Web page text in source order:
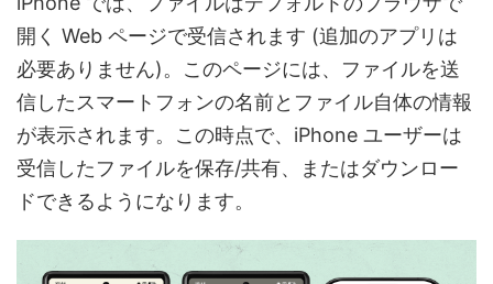
開く Web ページで受信されます (追加のアプリは
必要ありません)。このページには、ファイルを送
信したスマートフォンの名前とファイル自体の情報
が表示されます。この時点で、iPhone ユーザーは
受信したファイルを保存/共有、またはダウンロー
ドできるようになります。